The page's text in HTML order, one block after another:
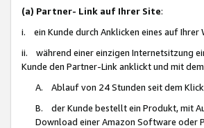
(a) Partner- Link auf Ihrer Site:
i. ein Kunde durch Anklicken eines auf
ii. während einer einzigen Internetsitzung
Kunde den Partner-Link anklickt und mit
A. Ablauf von 24 Stunden seit dem
B. der Kunde bestellt ein Produkt, mit
Download einer Amazon Software oder